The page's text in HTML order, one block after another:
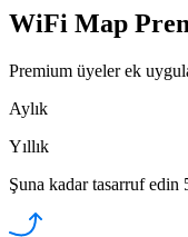
WiFi Map
Premium üyeler ek
Aylık
Yıllık
Şuna kadar tasarruf edin